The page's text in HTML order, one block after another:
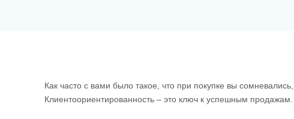
Как часто с вами было такое, что при покупке вы
Клиентоориентированность – это ключ к успешным